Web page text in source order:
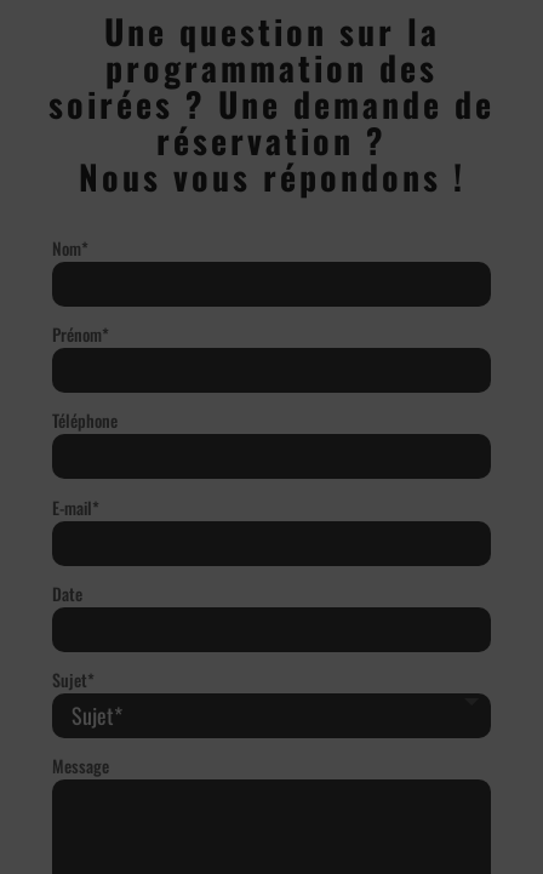
Une question sur la
programmation des
soirées ? Une demande de
réservation ?
Nous vous répondons !
Nom*
Prénom*
Téléphone
E-mail*
Date
Sujet*
Message